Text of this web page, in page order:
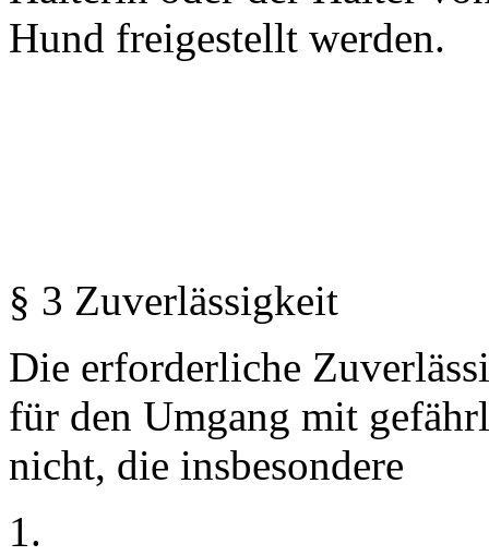
Hund freigestellt werden.
§ 3 Zuverlässigkeit
Die erforderliche
für den Umgang mit
nicht, die insbesondere